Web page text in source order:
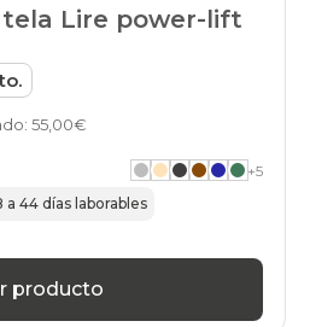
tela Lire power-lift
55,00€
+5
44 días laborables
producto